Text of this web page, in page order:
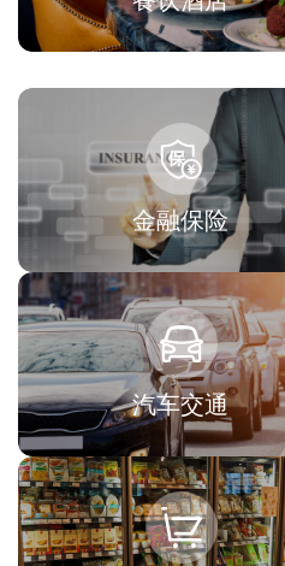
金融保险
汽车交通